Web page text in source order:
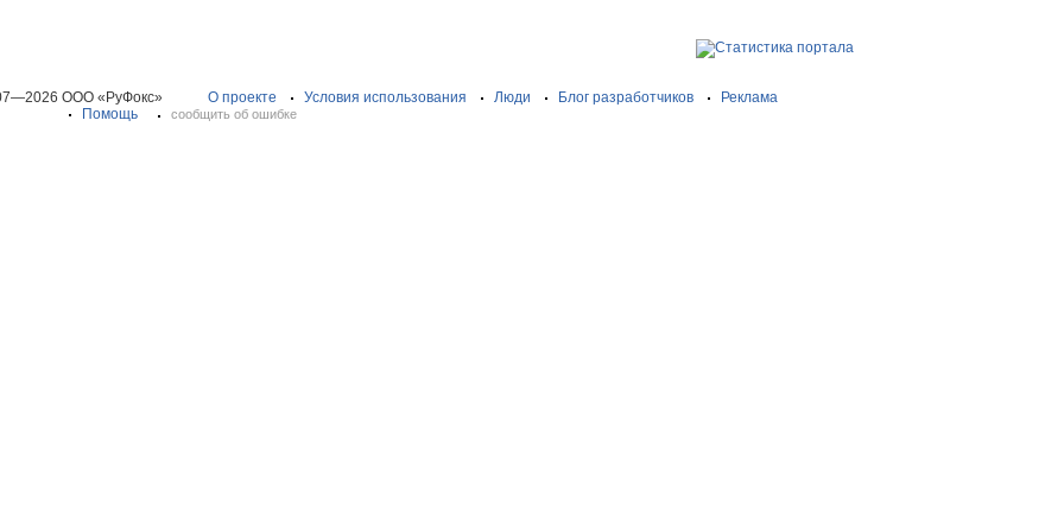
ООО «РуФокс» О проекте Условия использования Люди Блог разработчиков
Реклама
Помощь
сообщить об ошибке